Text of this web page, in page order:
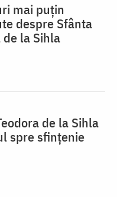
mai puțin
despre Sfânta
de la Sihla
de la Sihla
spre sfințenie